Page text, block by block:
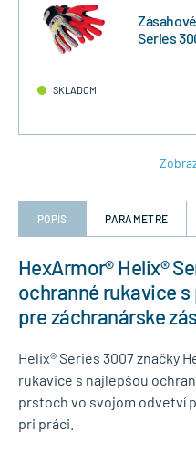
Series
SKLADOM
POPIS PARAMETRE
HexArmor® Helix®
ochranné rukavice
pre záchranárske
Helix® Series 3007 značky
rukavice s najlepšou
prstoch vo svojom odvetví
pri práci.